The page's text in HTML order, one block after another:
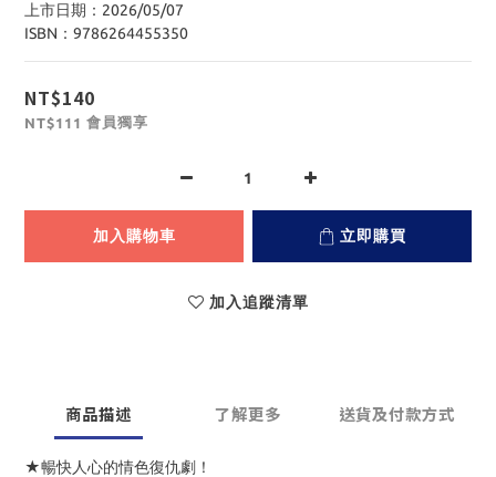
上市日期：2026/05/07
ISBN：9786264455350
NT$140
NT$111 會員獨享
加入購物車 立即購買
加入追蹤清單
商品描述 了解更多 送貨及付款方式
★暢快人心的情色復仇劇！